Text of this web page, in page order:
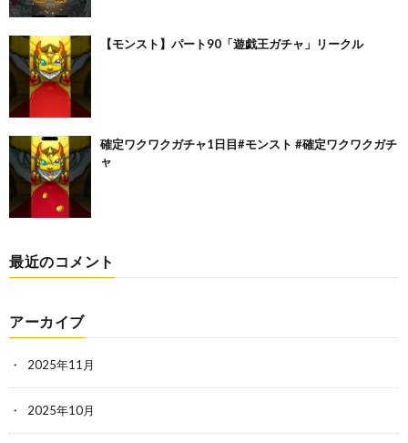
【モンスト】パート90「遊戯王ガチャ」リークル
確定ワクワクガチャ1日目#モンスト #確定ワクワクガチ
ャ
最近のコメント
アーカイブ
2025年11月
2025年10月